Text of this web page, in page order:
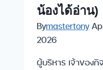
ขาย
สำหรับ
เจ้าของ
น้องได้อ่าน)
Bymastertony
2026
ผู้บริหาร เจ้าของ